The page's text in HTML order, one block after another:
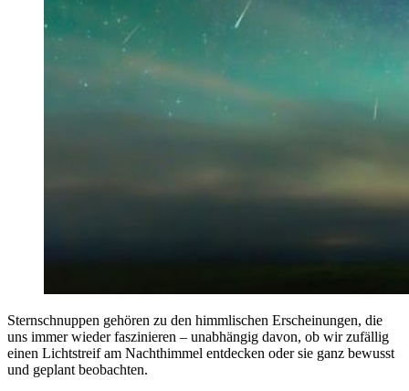
Sternschnuppen gehören zu den himmlischen Erscheinungen, die
uns immer wieder faszinieren – unabhängig davon, ob wir zufällig
einen Lichtstreif am Nachthimmel entdecken oder sie ganz bewusst
und geplant beobachten.